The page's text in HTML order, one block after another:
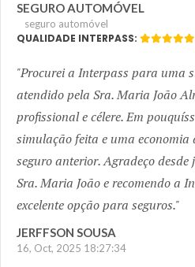
SEGURO AUTOMÓVEL
seguro automóvel
QUALIDADE INTERPASS:
Procurei a Interpass para uma
atendido pela Sra. Maria João
profissional e célere. Em
simulação feita e uma economia
seguro anterior. Agradeço
Sra. Maria João e recomendo a
excelente opção para seguros.
JERFFSON SOUSA
16, Oct, 2025 18:27:34